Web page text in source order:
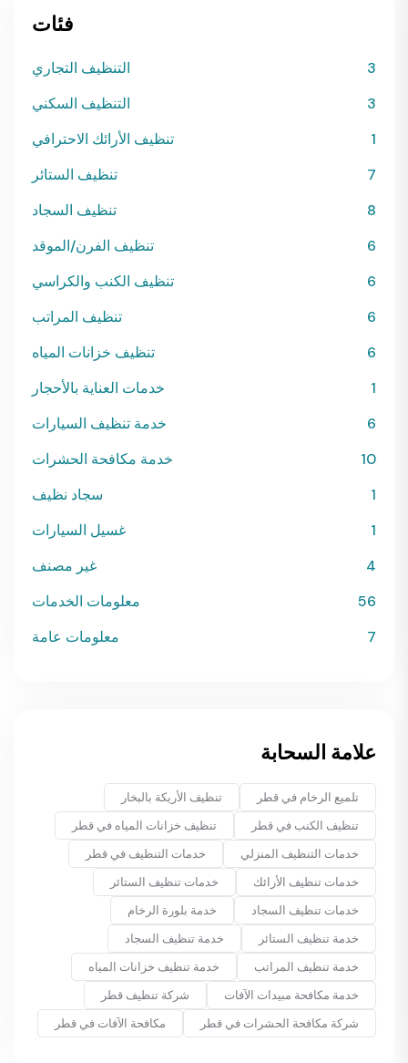
فئات
التنظيف التجاري
3
التنظيف السكني
3
تنظيف الأرائك الاحترافي
1
تنظيف الستائر
7
تنظيف السجاد
8
تنظيف الفرن/الموقد
6
تنظيف الكنب والكراسي
6
تنظيف المراتب
6
تنظيف خزانات المياه
6
خدمات العناية بالأحجار
1
خدمة تنظيف السيارات
6
خدمة مكافحة الحشرات
10
سجاد نظيف
1
غسيل السيارات
1
غير مصنف
4
معلومات الخدمات
56
معلومات عامة
7
علامة السحابة
تلميع الرخام في قطر
تنظيف الأريكة بالبخار
تنظيف الكنب في قطر
تنظيف خزانات المياه في قطر
خدمات التنظيف المنزلي
خدمات التنظيف في قطر
خدمات تنظيف الأرائك
خدمات تنظيف الستائر
خدمات تنظيف السجاد
خدمة بلورة الرخام
خدمة تنظيف الستائر
خدمة تنظيف السجاد
خدمة تنظيف المراتب
خدمة تنظيف خزانات المياه
خدمة مكافحة مبيدات الآفات
شركة تنظيف قطر
شركة مكافحة الحشرات في قطر
مكافحة الآفات في قطر